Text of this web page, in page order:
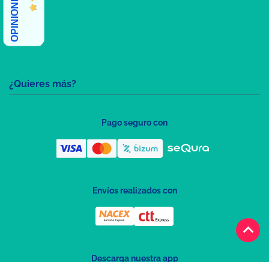
keyboard_arrow_up
¿Quieres más?
Pago seguro con
Envíos realizados con
Descarga nuestra app